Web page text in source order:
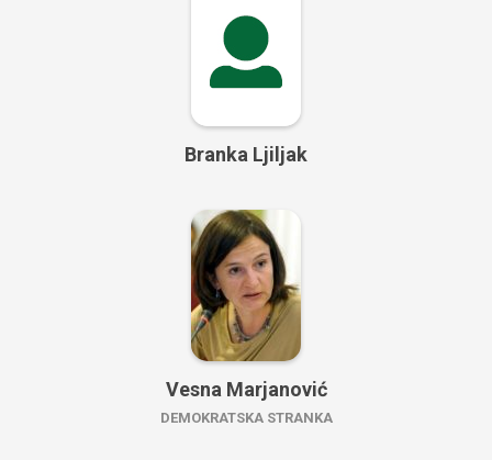
Branka Ljiljak
Vesna Marjanović
DEMOKRATSKA STRANKA